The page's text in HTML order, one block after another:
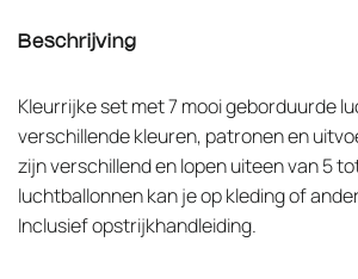
Beschrijving
Kleurrijke set met 7 mooi geborduurde
verschillende kleuren, patronen en
zijn verschillend en lopen uiteen van 5
luchtballonnen kan je op kleding of
Inclusief opstrijkhandleiding.